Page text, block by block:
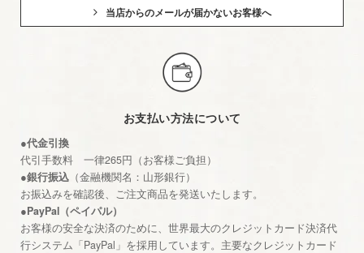
当店からのメールが届かないお客様へ
お支払い方法について
●代金引換
代引手数料 一律265円（お客様ご負担）
●銀行振込 （金融機関名：山形銀行）
お振込みを確認後、ご注文商品を発送いたします。
●PayPal（ペイパル）
お客様の安全な決済のために、世界最大のクレジットカード決済代
行システム「PayPal」を採用しています。主要なクレジットカード